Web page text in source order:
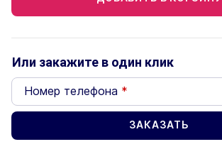
Или закажите в один клик
Номер телефона *